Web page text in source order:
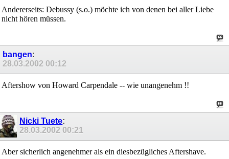
Andererseits: Debussy (s.o.) möchte ich von denen bei aller Liebe
nicht hören müssen.
bangen:
28.03.2002 00:12
Aftershow von Howard Carpendale -- wie unangenehm !!
Nicki Tuete:
28.03.2002 00:21
Aber sicherlich angenehmer als ein diesbezügliches Aftershave.